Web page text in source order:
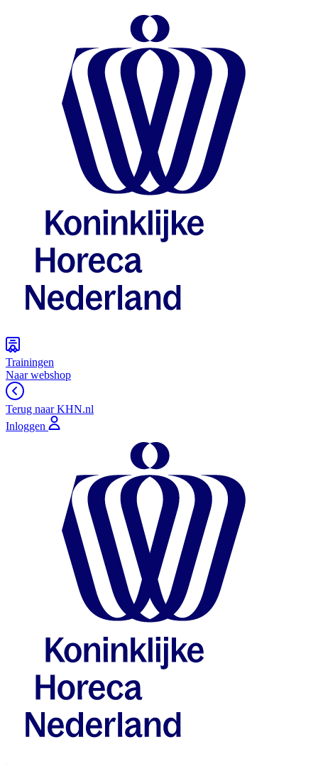
Trainingen
Naar webshop
Terug naar KHN.nl
Inloggen